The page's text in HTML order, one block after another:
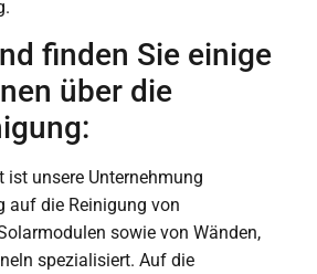
finden Sie einige
über die
ist unsere Unternehmung
auf die Reinigung von
sowie von Wänden,
spezialisiert. Auf die